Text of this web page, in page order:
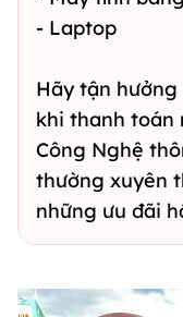
- Laptop
Hãy tận
khi thanh toán
Công Nghệ
thường xuyên